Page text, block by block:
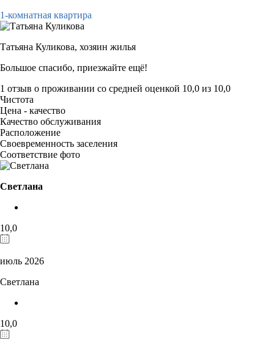
1-комнатная квартира
Татьяна Куликова, хозяин жилья
Большое спасибо, приезжайте ещё!
1 отзыв о проживании со средней оценкой 10,0 из 10,0
Чистота
Цена - качество
Качество обслуживания
Расположение
Своевременность заселения
Соответствие фото
Светлана
10,0
июль 2026
Светлана
10,0